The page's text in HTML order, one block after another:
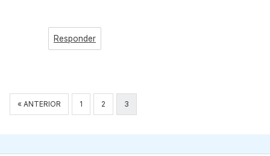
Responder
Navegación
de
« ANTERIOR 1 2 3